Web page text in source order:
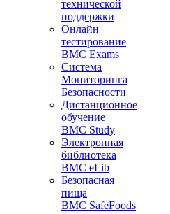
технической
поддержки
Онлайн
тестирование
BMC Exams
Система
Мониторинга
Безопасности
Дистанционное
обучение
BMC Study
Электронная
библиотека
BMC eLib
Безопасная
пища
BMC SafeFoods